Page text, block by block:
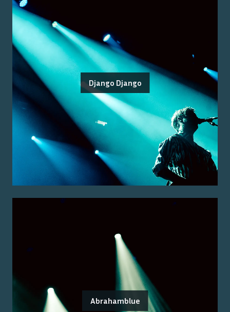
Django Django
Abrahamblue